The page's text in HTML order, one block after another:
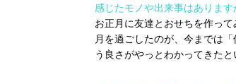
感じたモノや出来事はあります
お正月に友達とおせちを作っ
月を過ごしたのが、今までは
う良さがやっとわかってきた